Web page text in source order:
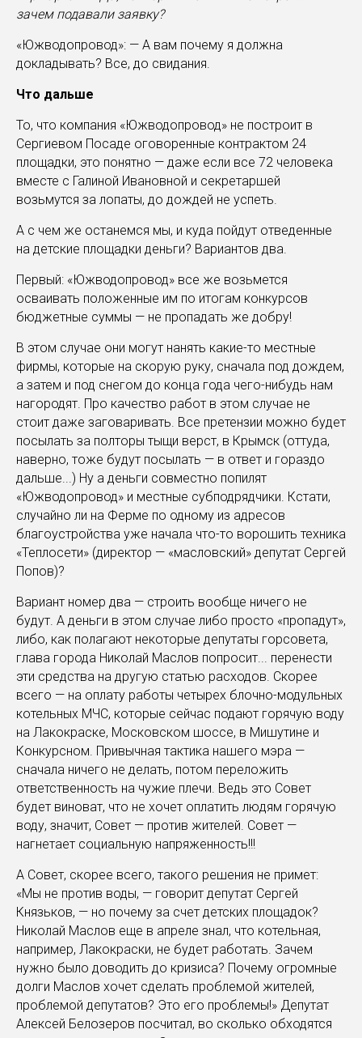
зачем подавали заявку?
«Южводопровод»: — А вам почему я должна
докладывать? Все, до свидания.
Что дальше
То, что компания «Южводопровод» не построит в
Сергиевом Посаде оговоренные контрактом 24
площадки, это понятно — даже еcли все 72 человека
вместе с Галиной Ивановной и секретаршей
возьмутся за лопаты, до дождей не успеть.
А с чем же останемся мы, и куда пойдут отведенные
на детские площадки деньги? Вариантов два.
Первый: «Южводопровод» все же возьмется
осваивать положенные им по итогам конкурсов
бюджетные суммы — не пропадать же добру!
В этом случае они могут нанять какие-то местные
фирмы, которые на скорую руку, сначала под дождем,
а затем и под снегом до конца года чего-нибудь нам
нагородят. Про качество работ в этом случае не
стоит даже заговаривать. Все претензии можно будет
посылать за полторы тыщи верст, в Крымск (оттуда,
наверно, тоже будут посылать — в ответ и гораздо
дальше...) Ну а деньги совместно попилят
«Южводопровод» и местные субподрядчики. Кстати,
случайно ли на Ферме по одному из адресов
благоустройства уже начала что-то ворошить техника
«Теплосети» (директор — «масловский» депутат Сергей
Попов)?
Вариант номер два — строить вообще ничего не
будут. А деньги в этом случае либо просто «пропадут»,
либо, как полагают некоторые депутаты горсовета,
глава города Николай Маслов попросит... перенести
эти средства на другую статью расходов. Скорее
всего — на оплату работы четырех блочно-модульных
котельных МЧС, которые сейчас подают горячую воду
на Лакокраске, Московском шоссе, в Мишутине и
Конкурсном. Привычная тактика нашего мэра —
сначала ничего не делать, потом переложить
ответственность на чужие плечи. Ведь это Совет
будет виноват, что не хочет оплатить людям горячую
воду, значит, Совет — против жителей. Совет —
нагнетает социальную напряженность!!!
А Совет, скорее всего, такого решения не примет:
«Мы не против воды, — говорит депутат Сергей
Князьков, — но почему за счет детских площадок?
Николай Маслов еще в апреле знал, что котельная,
например, Лакокраски, не будет работать. Зачем
нужно было доводить до кризиса? Почему огромные
долги Маслов хочет сделать проблемой жителей,
проблемой депутатов? Это его проблемы!» Депутат
Алексей Белозеров посчитал, во сколько обходятся